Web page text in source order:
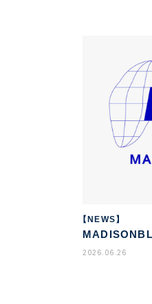
【NEWS】
2026.06.26